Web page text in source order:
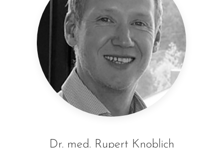
Dr. med. Rupert Knoblich